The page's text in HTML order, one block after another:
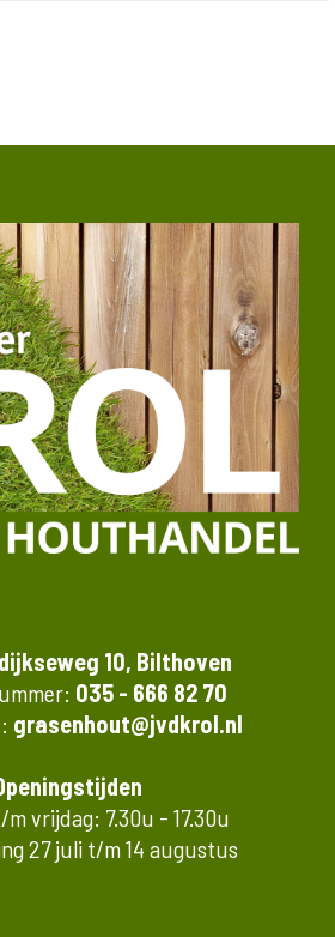
10, Bilthoven
035 - 666 82 70
grasenhout@jvdkrol.nl
vrijdag: 7.30u - 17.30u
27 juli t/m 14 augustus